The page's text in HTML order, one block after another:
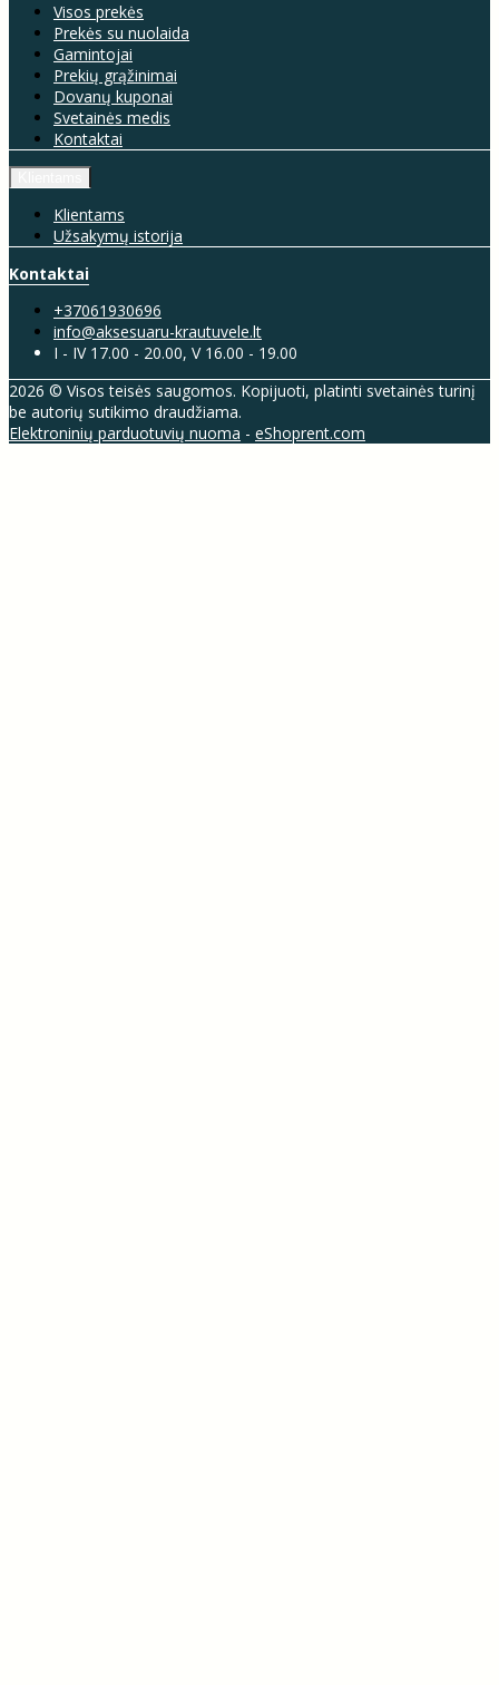
Visos prekės
Prekės su nuolaida
Gamintojai
Prekių grąžinimai
Dovanų kuponai
Svetainės medis
Kontaktai
Klientams
Užsakymų istorija
Kontaktai
+37061930696
info@aksesuaru-krautuvele.lt
I - IV 17.00 - 20.00, V 16.00 - 19.00
2026 © Visos teisės saugomos. Kopijuoti, platinti svetainės turinį
be autorių sutikimo draudžiama.
Elektroninių parduotuvių nuoma - eShoprent.com